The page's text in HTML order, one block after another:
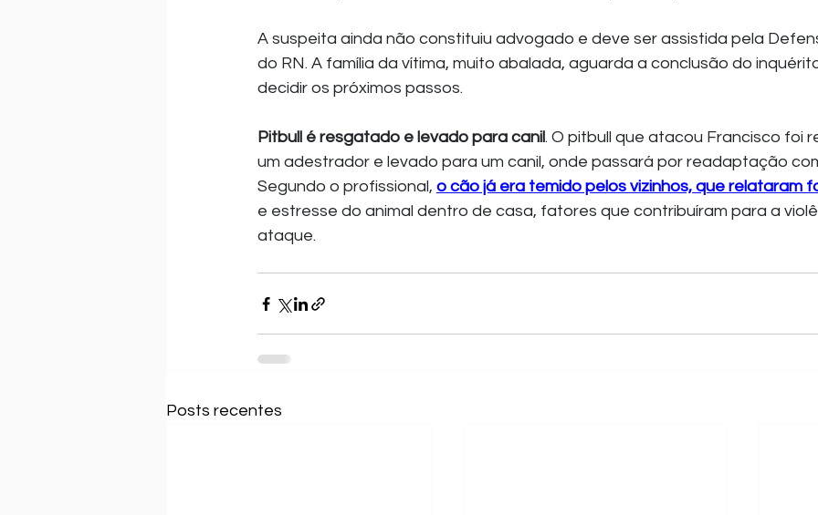
A suspeita ainda não constituiu advogado e deve ser assistida pela
do RN. A família da vítima, muito abalada, aguarda a conclusão do
decidir os próximos passos.
Pitbull é resgatado e levado para canil. O pitbull que atacou Francisco foi
um adestrador e levado para um canil, onde passará por readaptação
Segundo o profissional, o cão já era temido pelos vizinhos, que relataram
e estresse do animal dentro de casa, fatores que contribuíram para a
ataque.
Posts recentes